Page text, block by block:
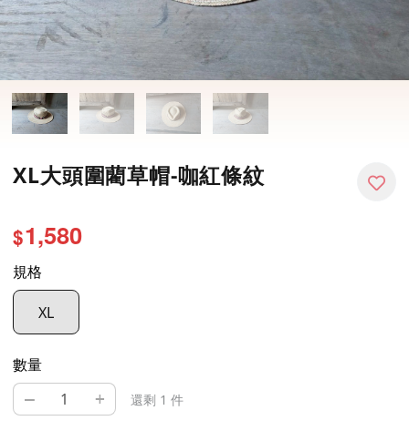
XL大頭圍藺草帽-咖紅條紋
$1,580
規格
XL
數量
– + 還剩 1 件